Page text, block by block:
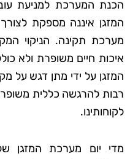
הכנת המערכת למניעת
המזגן איננה מספקת
מערכת תקינה. הניקוי
איכות חיים משופרת ולא
המזגן על ידי מתן דגש על
רבות להרגשה כללית
לקוחותינו.
מדי יום מערכת המזגן